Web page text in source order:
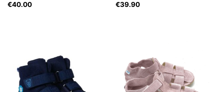
€40.00 €39.90